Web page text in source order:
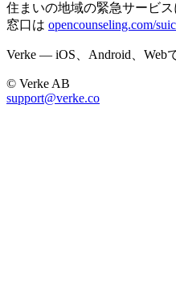
住まいの地域の緊急サービ
窓口は opencounseling.com/
Verke — iOS、Android、Web
© Verke AB
support@verke.co